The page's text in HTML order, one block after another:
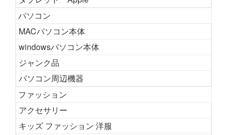
パソコン
MACパソコン本体
windowsパソコン本体
ジャンク品
パソコン周辺機器
ファッション
アクセサリー
キッズ ファッション 洋服